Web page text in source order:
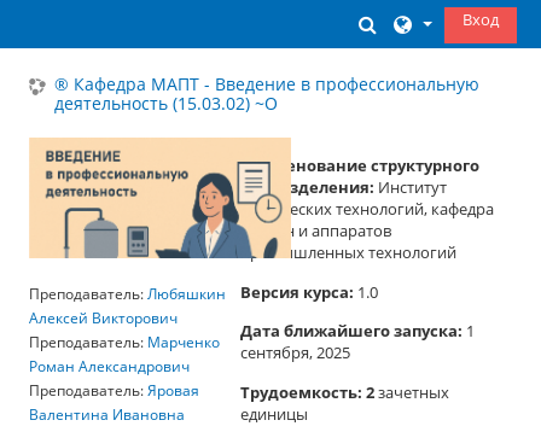
ИзменитьВход
® Кафедра МАПТ - Введение в профессиональную
деятельность (15.03.02) ~О
Наименование структурного
подразделения: Институт
химических технологий, кафедра
машин и аппаратов
промышленных технологий
Версия курса: 1.0
Дата ближайшего запуска: 1
сентября, 2025
Трудоемкость: 2зачетных
единицы
Преподаватель:Любяшкин
Алексей Викторович
Преподаватель: Марченко
Роман Александрович
Преподаватель:Яровая
Валентина Ивановна